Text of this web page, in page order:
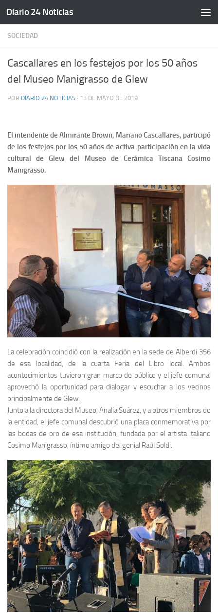
Saltar al contenido
Diario 24 Noticias
SOCIEDAD
Cascallares en los festejos por los 50 años
del Museo Manigrasso de Glew
POR DIARIO 24 NOTICIAS · 13 DE MAYO DE 2019
El intendente de Almirante Brown, Mariano Cascallares, participó
de los festejos por los 50 años de activa participación en la vida
cultural de Glew del Museo de Cerámica Tiscana Cosimo
Manigrasso.
La celebración coincidió con la realización en la sede de Alberdi 356
de esa localidad, de la cuarta Feria del Libro local. Ambos
acontecimientos tuvieron gran marco de público y el jefe comunal
aprovechó la oportunidad para dialogar y escuchar a los vecinos
principalmente de Glew.
Junto a la directora del Museo, Analia Suárez, y a otros miembros de
la entidad, el jefe comunal descubrió una placa conmemorativa por
las bodas de oro de esa institución, fundada por el artista italiano
Cosimo Manigrasso, íntimo amigo del genial Raúl Soldi.